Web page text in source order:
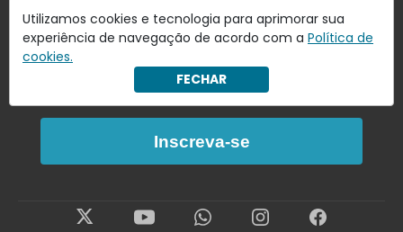
Utilizamos cookies e tecnologia para aprimorar sua
experiência de navegação de acordo com a Política de
cookies.
FECHAR
Eu concordo em receber notificações.
Política de Privacidade
Inscreva-se